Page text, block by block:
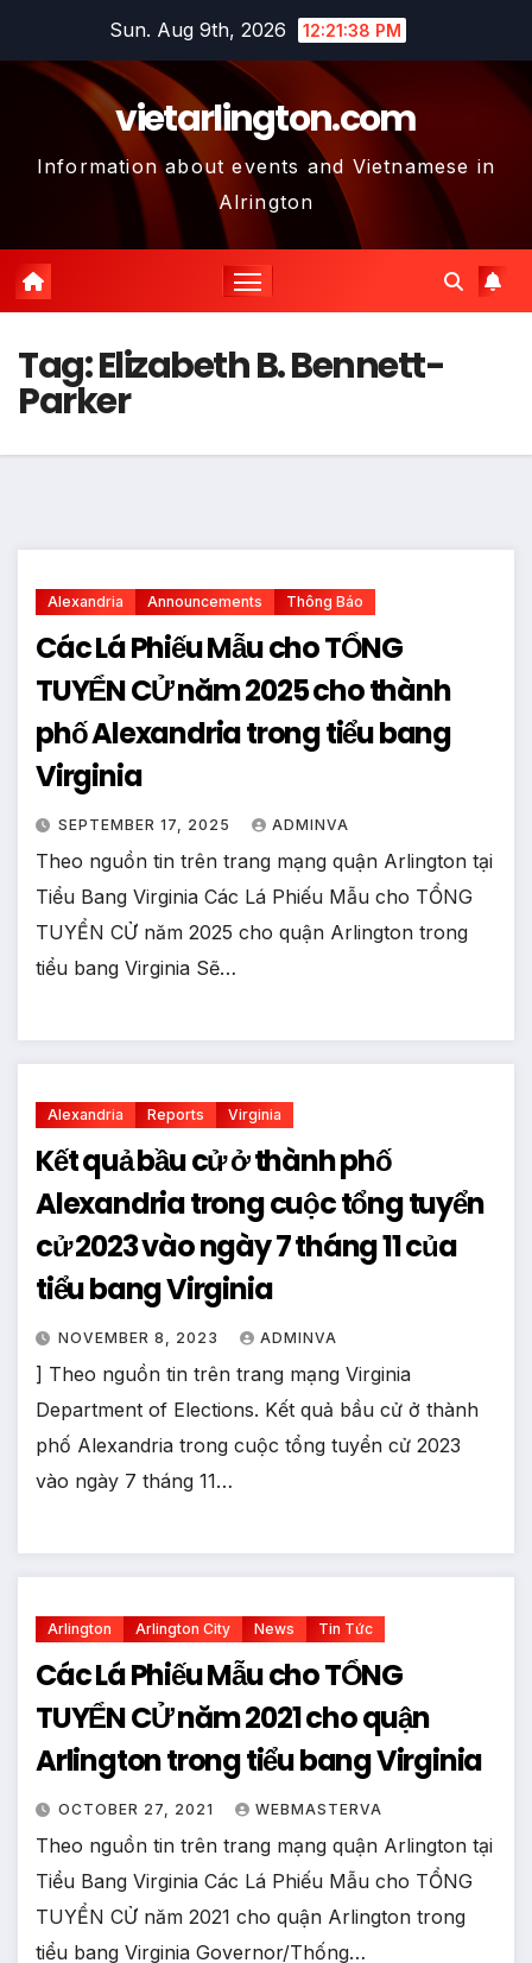
content
Sun. Aug 9th, 2026 12:21:39 PM
vietarlington.com
Information about events and Vietnamese in
Alrington
Tag:Elizabeth B. Bennett-
Parker
Alexandria Announcements Thông Báo
Các Lá Phiếu Mẫu cho TỔNG
TUYỂN CỬ năm 2025 cho thành
phố Alexandria trong tiểu bang
Virginia
SEPTEMBER 17, 2025 ADMINVA
Theo nguồn tin trên trang mạng quận Arlington tại
Tiểu Bang Virginia Các Lá Phiếu Mẫu cho TỔNG
TUYỂN CỬ năm 2025 cho quận Arlington trong
tiểu bang Virginia Sẽ…
Alexandria Reports Virginia
Kết quả bầu cử ở thành phố
Alexandria trong cuộc tổng tuyển
cử 2023 vào ngày 7 tháng 11 của
tiểu bang Virginia
NOVEMBER 8, 2023 ADMINVA
] Theo nguồn tin trên trang mạng Virginia
Department of Elections. Kết quả bầu cử ở thành
phố Alexandria trong cuộc tổng tuyển cử 2023
vào ngày 7 tháng 11…
Arlington Arlington City News Tin Tức
Các Lá Phiếu Mẫu cho TỔNG
TUYỂN CỬ năm 2021 cho quận
Arlington trong tiểu bang Virginia
OCTOBER 27, 2021 WEBMASTERVA
Theo nguồn tin trên trang mạng quận Arlington tại
Tiểu Bang Virginia Các Lá Phiếu Mẫu cho TỔNG
TUYỂN CỬ năm 2021 cho quận Arlington trong
tiểu bang Virginia Governor/Thống…